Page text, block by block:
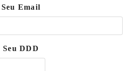
Seu Email
Seu DDD